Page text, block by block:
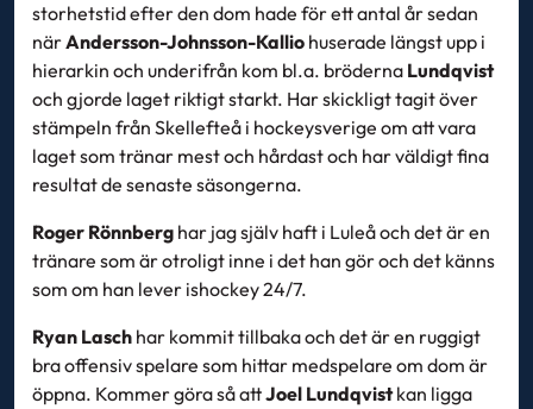
storhetstid efter den dom hade för ett antal år sedan
närAndersson-Johnsson-Kallio huserade längst upp i
hierarkin och underifrån kom bl.a. bröderna Lundqvist
och gjorde laget riktigt starkt. Har skickligt tagit över
stämpeln från Skellefteå i hockeysverige om att vara
laget som tränar mest och hårdast och har väldigt fina
resultat de senaste säsongerna.
Roger Rönnberg har jag själv haft i Luleå och det är en
tränare som är otroligt inne i det han gör och det känns
som om han lever ishockey 24/7.
Ryan Lasch har kommit tillbaka och det är en ruggigt
bra offensiv spelare som hittar medspelare om dom är
öppna. Kommer göra så attJoel Lundqvistkan ligga